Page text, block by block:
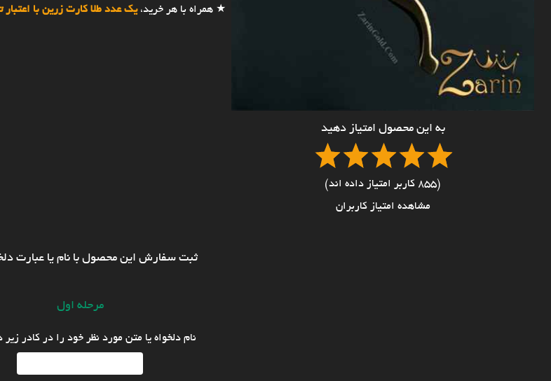
به این محصول امتیاز دهید
(855 کاربر امتیاز داده اند)
مشاهده امتیاز کاربران
★ همراه با هر خرید،یک عدد طلا کارت زرین با اعتبار تا 70 هزار
ثبت سفارش این محصول با نام یا عبارت
مرحله اول
نام دلخواه یا متن مورد نظر خود را در کادر